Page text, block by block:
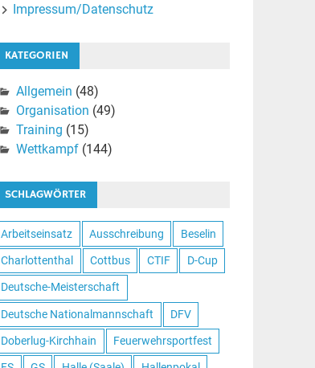
Impressum/Datenschutz
KATEGORIEN
Allgemein (48)
Organisation (49)
Training (15)
Wettkampf(144)
SCHLAGWÖRTER
Arbeitseinsatz Ausschreibung Beselin
Charlottenthal Cottbus CTIF D-Cup
Deutsche-Meisterschaft
Deutsche Nationalmannschaft DFV
Doberlug-Kirchhain Feuerwehrsportfest